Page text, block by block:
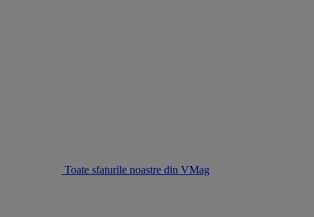
Toate sfaturile noastre din VMag